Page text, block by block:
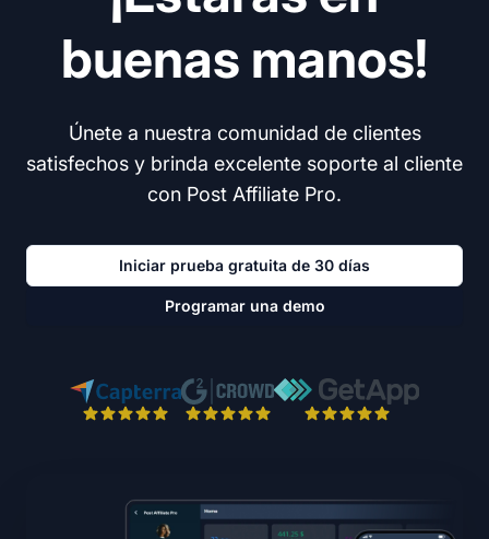
buenas manos!
Únete a nuestra comunidad de clientes
satisfechos y brinda excelente soporte al cliente
con Post Affiliate Pro.
Iniciar prueba gratuita de 30 días
Programar una demo